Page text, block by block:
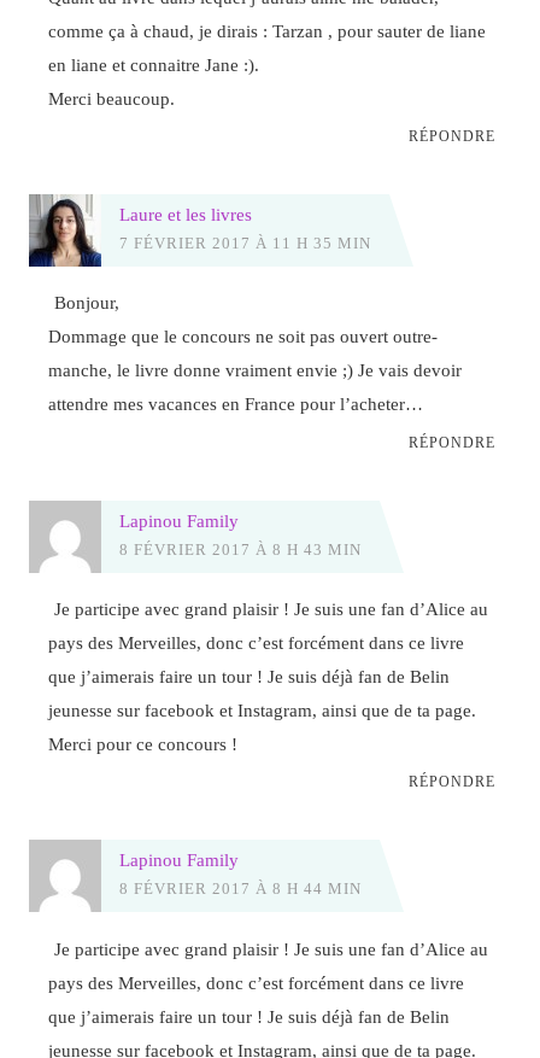
comme ça à chaud, je dirais : Tarzan , pour sauter de liane
en liane et connaitre Jane :).
Merci beaucoup.
RÉPONDRE
Laure et les livres
7 FÉVRIER 2017 À 11 H 35 MIN
Bonjour,
Dommage que le concours ne soit pas ouvert outre-
manche, le livre donne vraiment envie ;) Je vais devoir
attendre mes vacances en France pour l’acheter…
RÉPONDRE
Lapinou Family
8 FÉVRIER 2017 À 8 H 43 MIN
Je participe avec grand plaisir ! Je suis une fan d’Alice au
pays des Merveilles, donc c’est forcément dans ce livre
que j’aimerais faire un tour ! Je suis déjà fan de Belin
jeunesse sur facebook et Instagram, ainsi que de ta page.
Merci pour ce concours !
RÉPONDRE
Lapinou Family
8 FÉVRIER 2017 À 8 H 44 MIN
Je participe avec grand plaisir ! Je suis une fan d’Alice au
pays des Merveilles, donc c’est forcément dans ce livre
que j’aimerais faire un tour ! Je suis déjà fan de Belin
jeunesse sur facebook et Instagram, ainsi que de ta page.